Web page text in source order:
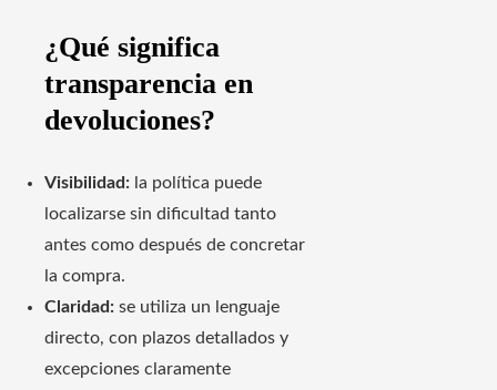
¿Qué significa
transparencia en
devoluciones?
Visibilidad: la política puede
localizarse sin dificultad tanto
antes como después de concretar
la compra.
Claridad: se utiliza un lenguaje
directo, con plazos detallados y
excepciones claramente